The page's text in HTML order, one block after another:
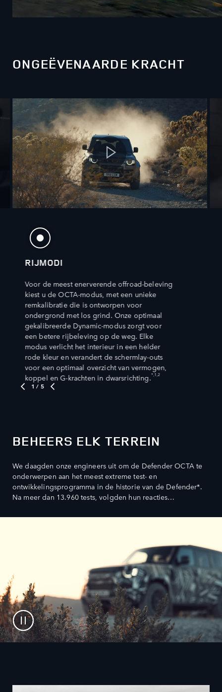
ONGEËVENAARDE KRACHT
1 / 5
RIJMODI
Voor de meest enerverende offroad-beleving
kiest u de OCTA-modus, met een unieke
remkalibratie die is ontworpen voor
ondergrond met los grind. Onze optimaal
gekalibreerde Dynamic-modus zorgt voor
een betere rijbeleving op de weg. Elke
modus verlicht het interieur in een helder
rode kleur en verandert de schermlay-outs
voor een optimaal overzicht van vermogen,
koppel en G-krachten in dwarsrichting.*,1,2
BEHEERS ELK TERREIN
We daagden onze engineers uit om de Defender OCTA te
onderwerpen aan het meest extreme test- en
ontwikkelingsprogramma in de historie van de Defender*.
Na meer dan 13.960 tests, volgden hun reacties…